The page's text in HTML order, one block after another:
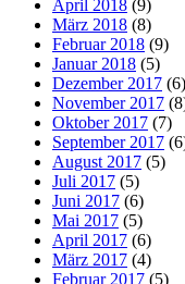
April 2018 (9)
März 2018 (8)
Februar 2018 (9)
Januar 2018 (5)
Dezember 2017 (6)
November 2017
Oktober 2017 (7)
September 2017
August 2017 (5)
Juli 2017 (5)
Juni 2017 (6)
Mai 2017 (5)
April 2017 (6)
März 2017 (4)
Februar 2017 (5)